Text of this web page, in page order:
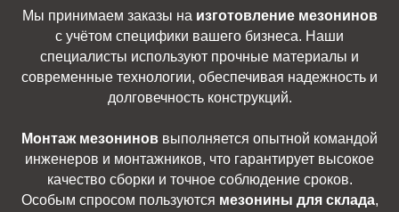
Мы принимаем заказы на изготовление мезонинов
с учётом специфики вашего бизнеса. Наши
специалисты используют прочные материалы и
современные технологии, обеспечивая надежность и
долговечность конструкций.
Монтаж мезонинов выполняется опытной командой
инженеров и монтажников, что гарантирует высокое
качество сборки и точное соблюдение сроков.
Особым спросом пользуются мезонины для склада,